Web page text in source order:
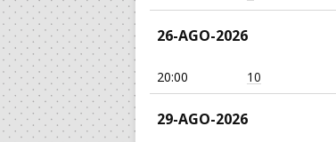
26-AGO-2026
20:00 10
29-AGO-2026